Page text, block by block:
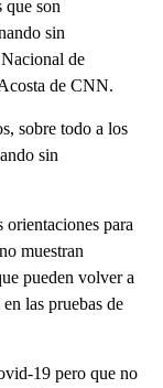
que son
sin
de
de CNN.
sobre todo a los
sin
orientaciones para
muestran
pueden volver a
las pruebas de
19 pero que no